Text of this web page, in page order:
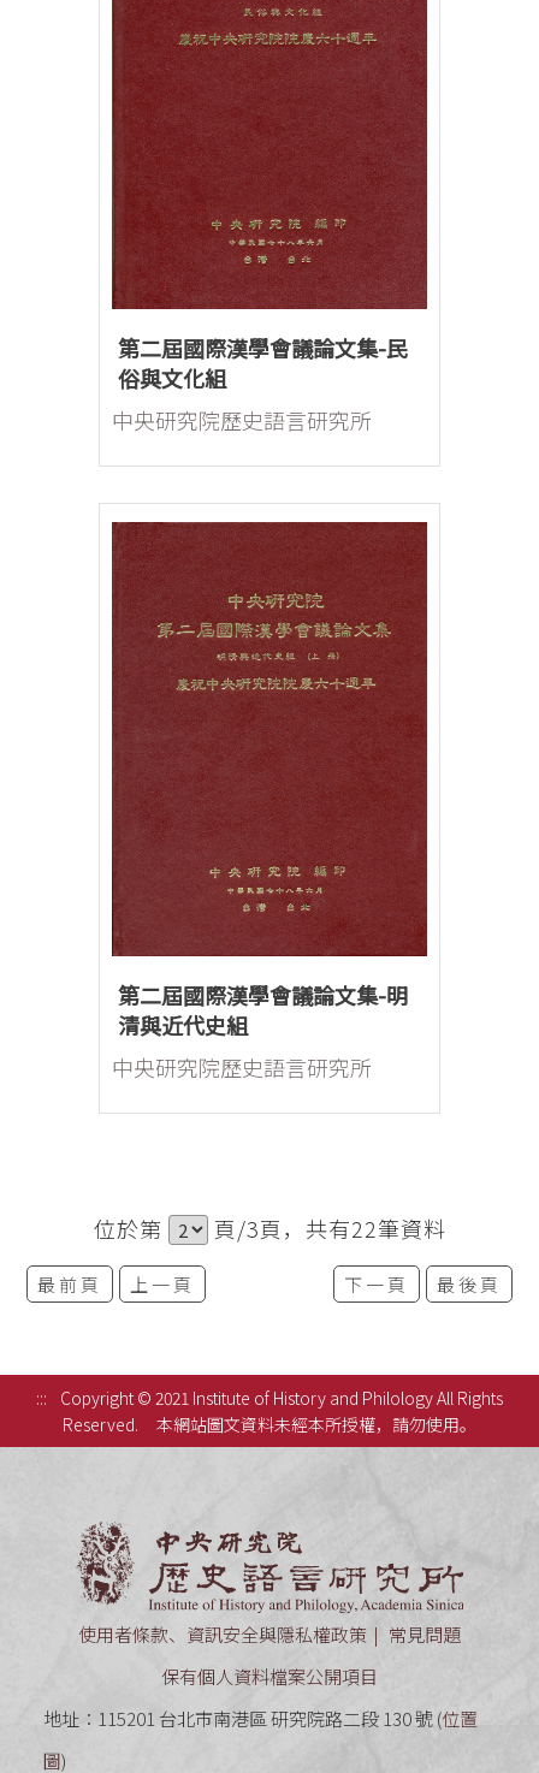
第二屆國際漢學會議論文集-民
俗與文化組
中央研究院歷史語言研究所
第二屆國際漢學會議論文集-明
清與近代史組
中央研究院歷史語言研究所
位於第 頁/3頁，共有22筆資料
最前頁 上一頁 下一頁 最後頁
:::
Copyright © 2021 Institute of History and Philology All Rights
Reserved.
本網站圖文資料未經本所授權，請勿使用。
使用者條款、資訊安全與隱私權政策
常見問題
保有個人資料檔案公開項目
地址：115201 台北市南港區 研究院路二段 130 號 (位置
圖)